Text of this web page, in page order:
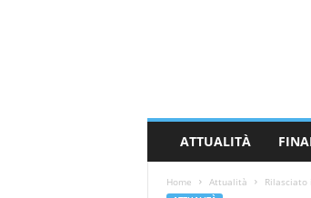
ATTUALITÀ
Home Attualità